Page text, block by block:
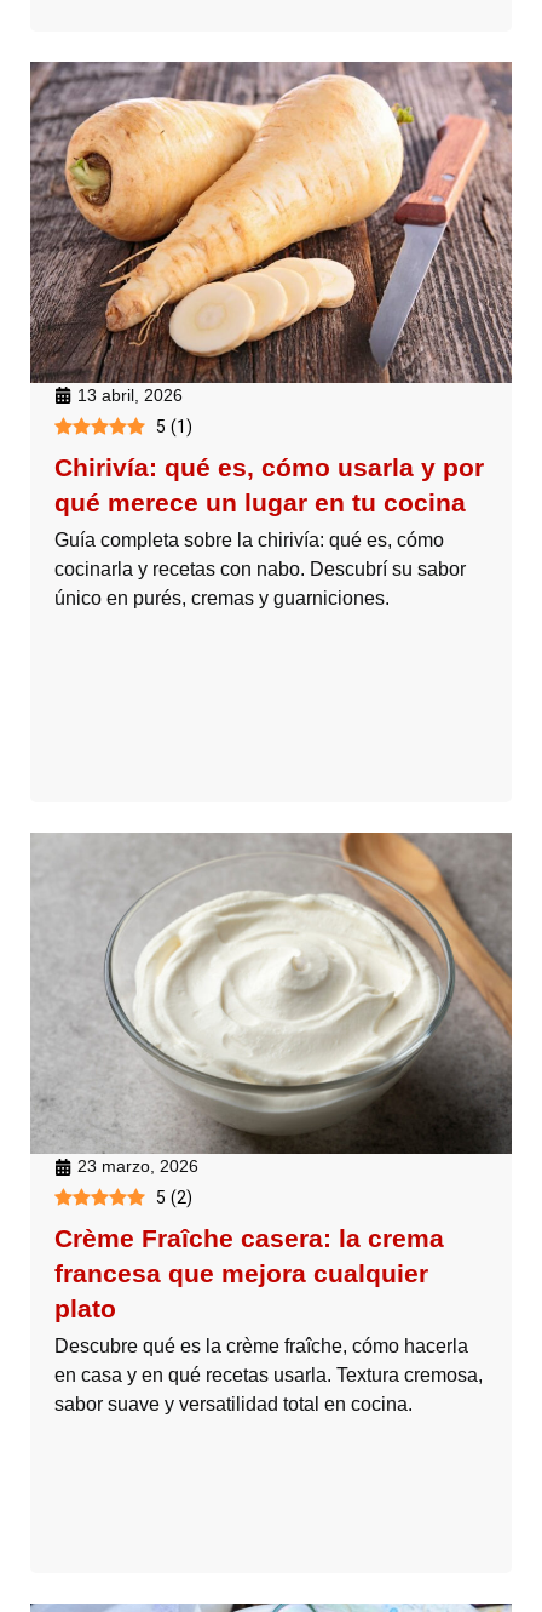
13 abril, 2026
5 (1)
Chirivía: qué es, cómo usarla y por
qué merece un lugar en tu cocina
Guía completa sobre la chirivía: qué es, cómo
cocinarla y recetas con nabo. Descubrí su sabor
único en purés, cremas y guarniciones.
23 marzo, 2026
5 (2)
Crème Fraîche casera: la crema
francesa que mejora cualquier
plato
Descubre qué es la crème fraîche, cómo hacerla
en casa y en qué recetas usarla. Textura cremosa,
sabor suave y versatilidad total en cocina.